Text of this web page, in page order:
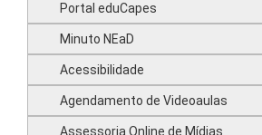
Portal eduCapes
Minuto NEaD
Acessibilidade
Agendamento de Videoaulas
Assessoria Online de Mídias